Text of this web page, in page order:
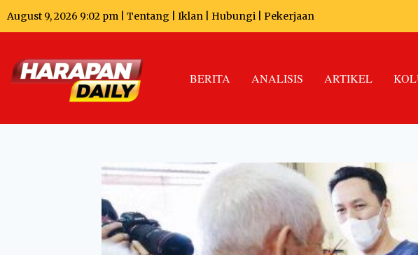
August 9, 2026 9:02 pm | Tentang Iklan Hubungi Pekerjaan
BERITA ANALISIS ARTIKEL